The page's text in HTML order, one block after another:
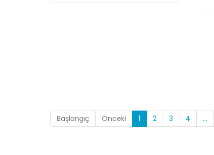
Başlangıç Önceki 1 2 3 4 ...